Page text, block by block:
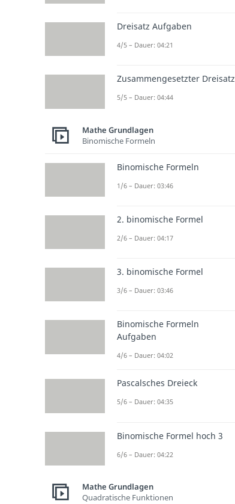
Dreisatz Aufgaben
4/5 – Dauer: 04:21
Zusammengesetzter Dreisatz
5/5 – Dauer: 04:44
Mathe Grundlagen
Binomische Formeln
Binomische Formeln
1/6 – Dauer: 03:46
2. binomische Formel
2/6 – Dauer: 04:17
3. binomische Formel
3/6 – Dauer: 03:46
Binomische Formeln
Aufgaben
4/6 – Dauer: 04:02
Pascalsches Dreieck
5/6 – Dauer: 04:35
Binomische Formel hoch 3
6/6 – Dauer: 04:22
Mathe Grundlagen
Quadratische Funktionen